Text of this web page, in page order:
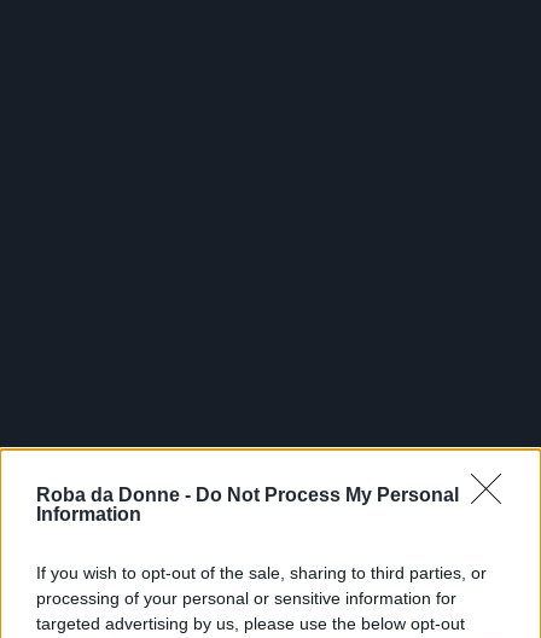
Roba da Donne - Do Not Process My Personal
Information
If you wish to opt-out of the sale, sharing to third parties, or
processing of your personal or sensitive information for
targeted advertising by us, please use the below opt-out